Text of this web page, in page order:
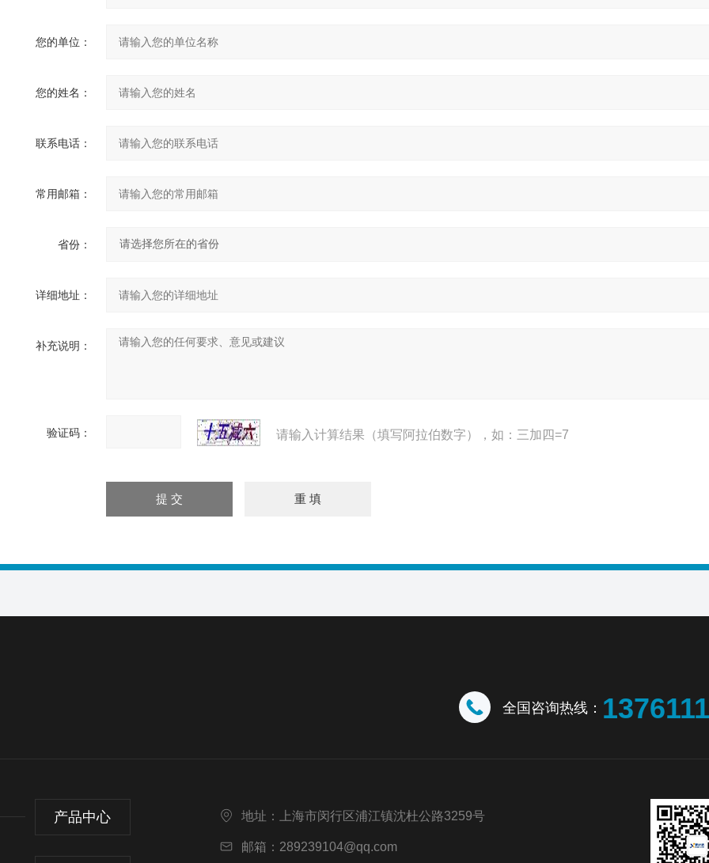
您的单位：
您的姓名：
联系电话：
常用邮箱：
省份：
详细地址：
补充说明：
验证码： 请输入计算结果（填写阿拉伯数字），如：三加四=7
全国咨询热线：
产品中心 地址：上海市闵行区浦江镇沈杜公路3259号
邮箱：289239104@qq.com